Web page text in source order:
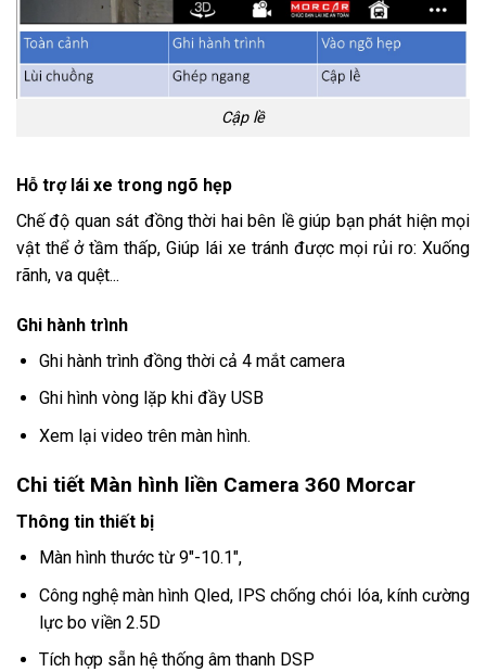
Cập lề
Hỗ trợ lái xe trong ngõ hẹp
Chế độ quan sát đồng thời hai bên lề giúp bạn phát hiện mọi
vật thể ở tầm thấp, Giúp lái xe tránh được mọi rủi ro: Xuống
rãnh, va quệt...
Ghi hành trình
Ghi hành trình đồng thời cả 4 mắt camera
Ghi hình vòng lặp khi đầy USB
Xem lại video trên màn hình.
Chi tiết Màn hình liền Camera 360 Morcar
Thông tin thiết bị
Màn hình thước từ 9"-10.1",
Công nghệ màn hình Qled, IPS chống chói lóa, kính cường
lực bo viền 2.5D
Tích hợp sẵn hệ thống âm thanh DSP